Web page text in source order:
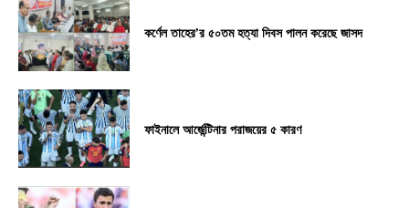
কর্ণেল তাহের’র ৫০তম হত্যা দিবস পালন করেছে জাসদ
ফাইনালে আর্জেন্টিনার পরাজয়ের ৫ কারণ